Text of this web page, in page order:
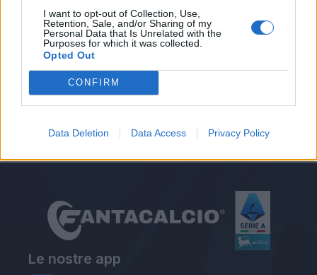
I want to opt-out of Collection, Use,
Retention, Sale, and/or Sharing of my
Personal Data that Is Unrelated with the
Purposes for which it was collected.
Opted Out
CONFIRM
Data Deletion Data Access Privacy Policy
Gianmarco Della Ragione
Le nostre app